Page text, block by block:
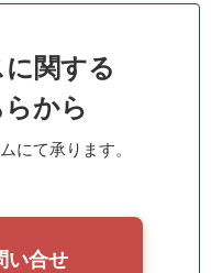
関する
から
にて承ります。
い合せ